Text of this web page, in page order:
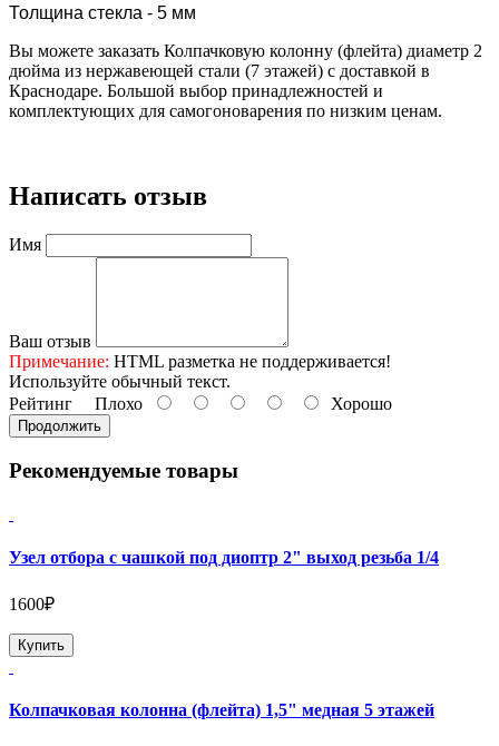
Толщина стекла - 5 мм
Вы можете заказать Колпачковую колонну (флейта) диаметр 2
дюйма из нержавеющей стали (7 этажей) с доставкой в
Краснодаре. Большой выбор принадлежностей и
комплектующих для самогоноварения по низким ценам.
Написать отзыв
Имя
Ваш отзыв
Примечание: HTML разметка не поддерживается!
Используйте обычный текст.
Рейтинг Плохо Хорошо
Продолжить
Рекомендуемые товары
Узел отбора с чашкой под диоптр 2" выход резьба 1/4
1600₽
Купить
Колпачковая колонна (флейта) 1,5" медная 5 этажей